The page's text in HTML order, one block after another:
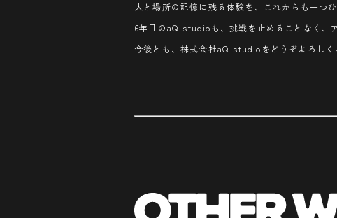
人と場所の記憶に残る体験を、これからも一つ
6年目のaQ-studioも、挑戦を止めることなく、
今後とも、株式会社aQ-studioをどうぞよろしく